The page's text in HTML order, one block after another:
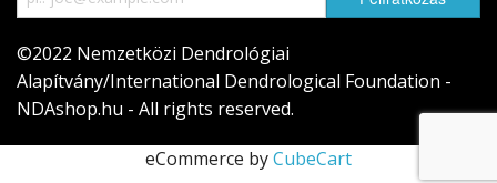
©2022 Nemzetközi Dendrológiai
Alapítvány/International Dendrological Foundation -
NDAshop.hu - All rights reserved.
eCommerce byCubeCart